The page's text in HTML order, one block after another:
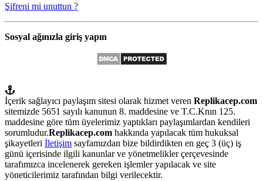
Şifreni mi unuttun ?
Sosyal ağınızla giriş yapın
İçerik sağlayıcı paylaşım sitesi olarak hizmet veren Replikacep.com
sitemizde 5651 sayılı kanunun 8. maddesine ve T.C.Knın 125.
maddesine göre tüm üyelerimiz yaptıkları paylaşımlardan kendileri
sorumludur.Replikacep.com hakkında yapılacak tüm hukuksal
şikayetleri İletişim sayfamızdan bize bildirdikten en geç 3 (üç) iş
günü içerisinde ilgili kanunlar ve yönetmelikler çerçevesinde
tarafımızca incelenerek gereken işlemler yapılacak ve site
yöneticilerimiz tarafından bilgi verilecektir.